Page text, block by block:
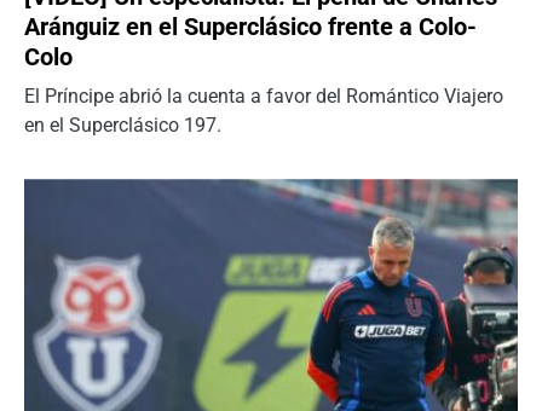
Aránguiz en el Superclásico frente a Colo-
Colo
El Príncipe abrió la cuenta a favor del Romántico Viajero
en el Superclásico 197.